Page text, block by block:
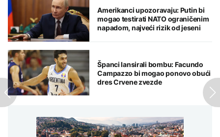
Amerikanci upozoravaju: Putin bi
mogao testirati NATO ograničenim
napadom, najveći rizik od jeseni
Španci lansirali bombu: Facundo
Campazzo bi mogao ponovo obući
dres Crvene zvezde